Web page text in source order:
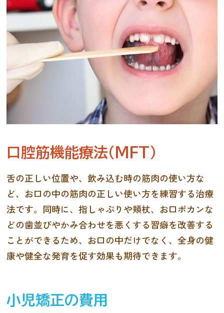
口腔筋機能療法（MFT）
舌の正しい位置や、飲み込む時の筋肉の使い方な
ど、お口の中の筋肉の正しい使い方を練習する治療
法です。同時に、指しゃぶりや頬杖、お口ポカンな
どの歯並びやかみ合わせを悪くする習癖を改善する
ことができるため、お口の中だけでなく、全身の健
康や健全な発育を促す効果も期待できます。
小児矯正の費用